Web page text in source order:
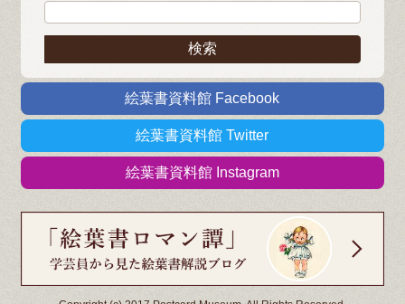
絵葉書資料館 Facebook
絵葉書資料館 Twitter
絵葉書資料館 Instagram